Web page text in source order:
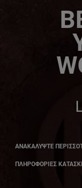
ΑΝΑΚΑΛΎΨΤΕ
ΠΛΗΡΟΦΟΡΙΕΣ